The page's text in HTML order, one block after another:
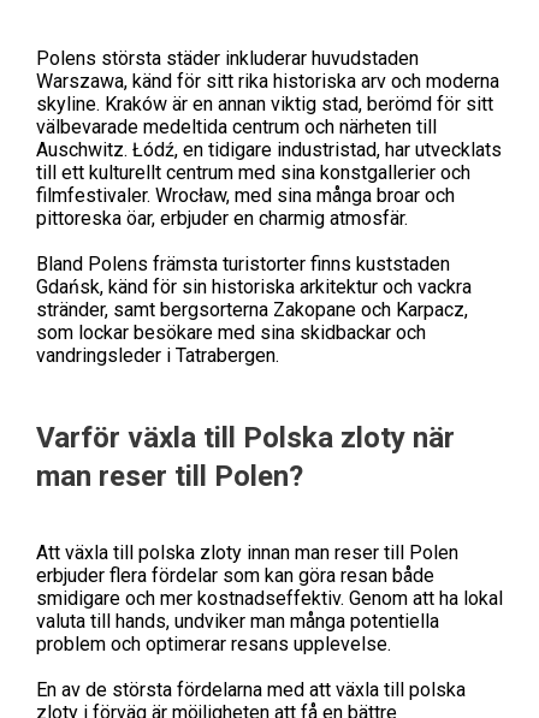
Polens största städer inkluderar huvudstaden
Warszawa, känd för sitt rika historiska arv och moderna
skyline. Kraków är en annan viktig stad, berömd för sitt
välbevarade medeltida centrum och närheten till
Auschwitz. Łódź, en tidigare industristad, har utvecklats
till ett kulturellt centrum med sina konstgallerier och
filmfestivaler. Wrocław, med sina många broar och
pittoreska öar, erbjuder en charmig atmosfär.
Bland Polens främsta turistorter finns kuststaden
Gdańsk, känd för sin historiska arkitektur och vackra
stränder, samt bergsorterna Zakopane och Karpacz,
som lockar besökare med sina skidbackar och
vandringsleder i Tatrabergen.
Varför växla till Polska zloty när
man reser till Polen?
Att växla till polska zloty innan man reser till Polen
erbjuder flera fördelar som kan göra resan både
smidigare och mer kostnadseffektiv. Genom att ha lokal
valuta till hands, undviker man många potentiella
problem och optimerar resans upplevelse.
En av de största fördelarna med att växla till polska
zloty i förväg är möjligheten att få en bättre